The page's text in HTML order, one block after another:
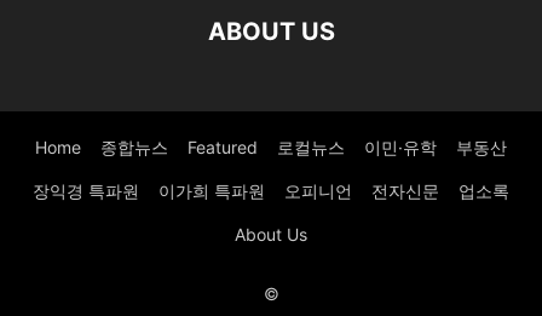
ABOUT US
Home 종합뉴스 Featured 로컬뉴스 이민·유학 부동산
장익경 특파원 이가희 특파원 오피니언 전자신문 업소록
About Us
©